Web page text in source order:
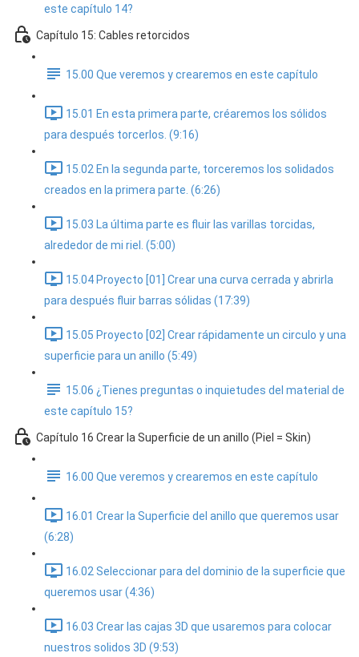
este capítulo 14?
Capítulo 15: Cables retorcidos
15.00 Que veremos y crearemos en este capítulo
15.01 En esta primera parte, créaremos los sólidos
para después torcerlos. (9:16)
15.02 En la segunda parte, torceremos los solidados
creados en la primera parte. (6:26)
15.03 La última parte es fluir las varillas torcidas,
alrededor de mi riel. (5:00)
15.04 Proyecto [01] Crear una curva cerrada y abrirla
para después fluir barras sólidas (17:39)
15.05 Proyecto [02] Crear rápidamente un circulo y una
superficie para un anillo (5:49)
15.06 ¿Tienes preguntas o inquietudes del material de
este capítulo 15?
Capítulo 16 Crear la Superficie de un anillo (Piel = Skin)
16.00 Que veremos y crearemos en este capítulo
16.01 Crear la Superficie del anillo que queremos usar
(6:28)
16.02 Seleccionar para del dominio de la superficie que
queremos usar (4:36)
16.03 Crear las cajas 3D que usaremos para colocar
nuestros solidos 3D (9:53)